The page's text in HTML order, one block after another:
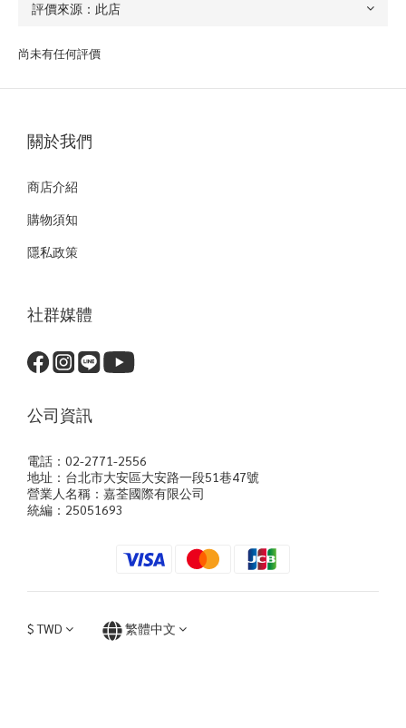
尚未有任何評價
關於我們
商店介紹
購物須知
隱私政策
社群媒體
公司資訊
電話：02-2771-2556
地址：台北市大安區大安路一段51巷47號
營業人名稱：嘉荃國際有限公司
統編：25051693
$ TWD 繁體中文